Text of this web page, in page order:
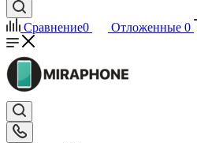
Сравнение0 Отложенные 0